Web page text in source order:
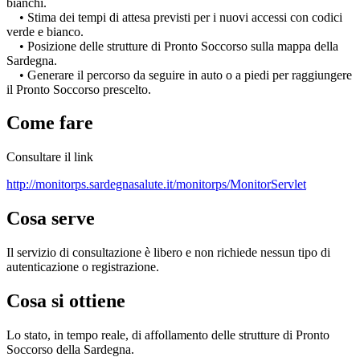
• Stima dei tempi di attesa previsti per i nuovi accessi con codici
verde e bianco.
• Posizione delle strutture di Pronto Soccorso sulla mappa della
Sardegna.
• Generare il percorso da seguire in auto o a piedi per raggiungere
il Pronto Soccorso prescelto.
Come fare
Consultare il link
http://monitorps.sardegnasalute.it/monitorps/MonitorServlet
Cosa serve
Il servizio di consultazione è libero e non richiede nessun tipo di
autenticazione o registrazione.
Cosa si ottiene
Lo stato, in tempo reale, di affollamento delle strutture di Pronto
Soccorso della Sardegna.